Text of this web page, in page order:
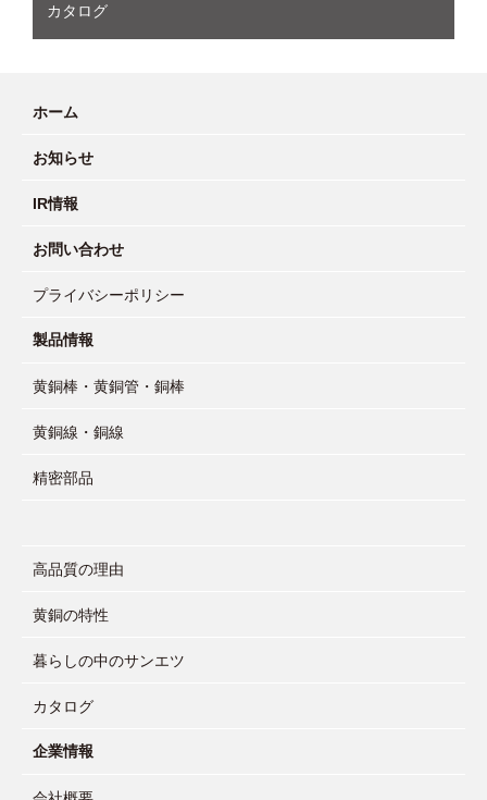
カタログ
ホーム
お知らせ
IR情報
お問い合わせ
プライバシーポリシー
製品情報
黄銅棒・黄銅管・銅棒
黄銅線・銅線
精密部品
高品質の理由
黄銅の特性
暮らしの中のサンエツ
カタログ
企業情報